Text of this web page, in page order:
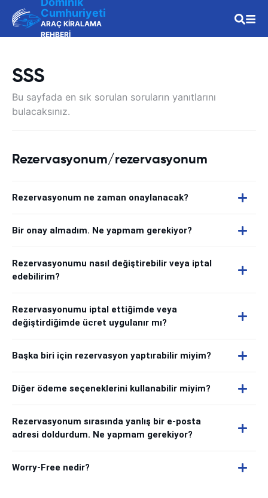
Cumhuriyeti
ARAÇ KİRALAMA
REHBERİ
SSS
Bu sayfada en sık sorulan soruların yanıtlarını
bulacaksınız.
Rezervasyonum/rezervasyonum
Rezervasyonum ne zaman onaylanacak?
Bir onay almadım. Ne yapmam gerekiyor?
Rezervasyonumu nasıl değiştirebilir veya iptal
edebilirim?
Rezervasyonumu iptal ettiğimde veya
değiştirdiğimde ücret uygulanır mı?
Başka biri için rezervasyon yaptırabilir miyim?
Diğer ödeme seçeneklerini kullanabilir miyim?
Rezervasyonum sırasında yanlış bir e-posta
adresi doldurdum. Ne yapmam gerekiyor?
Worry-Free nedir?